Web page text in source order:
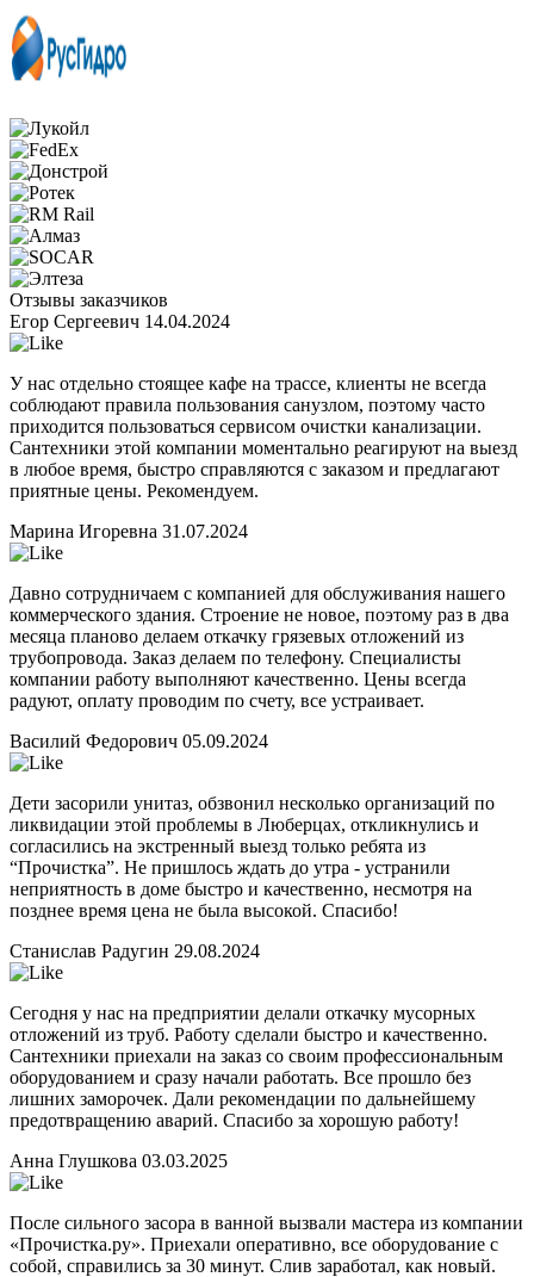
Отзывы заказчиков
Егор Сергеевич 14.04.2024
У нас отдельно стоящее кафе на трассе, клиенты не всегда
соблюдают правила пользования санузлом, поэтому часто
приходится пользоваться сервисом очистки канализации.
Сантехники этой компании моментально реагируют на выезд
в любое время, быстро справляются с заказом и предлагают
приятные цены. Рекомендуем.
Марина Игоревна 31.07.2024
Давно сотрудничаем с компанией для обслуживания нашего
коммерческого здания. Строение не новое, поэтому раз в два
месяца планово делаем откачку грязевых отложений из
трубопровода. Заказ делаем по телефону. Специалисты
компании работу выполняют качественно. Цены всегда
радуют, оплату проводим по счету, все устраивает.
Василий Федорович 05.09.2024
Дети засорили унитаз, обзвонил несколько организаций по
ликвидации этой проблемы в Люберцах, откликнулись и
согласились на экстренный выезд только ребята из
“Прочистка”. Не пришлось ждать до утра - устранили
неприятность в доме быстро и качественно, несмотря на
позднее время цена не была высокой. Спасибо!
Станислав Радугин 29.08.2024
Сегодня у нас на предприятии делали откачку мусорных
отложений из труб. Работу сделали быстро и качественно.
Сантехники приехали на заказ со своим профессиональным
оборудованием и сразу начали работать. Все прошло без
лишних заморочек. Дали рекомендации по дальнейшему
предотвращению аварий. Спасибо за хорошую работу!
Анна Глушкова 03.03.2025
После сильного засора в ванной вызвали мастера из компании
«Прочистка.ру». Приехали оперативно, все оборудование с
собой, справились за 30 минут. Слив заработал, как новый.